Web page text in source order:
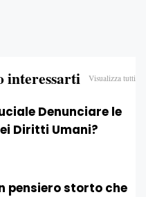
interessarti Visualizza tutti
Denunciare le
Diritti Umani?
pensiero storto che